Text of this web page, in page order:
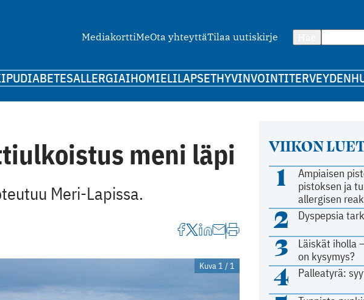
MediakorttiMeOta yhteyttäTilaa uutiskirje
DIABETESALLERGIAIHOMIELILAPSETHYVINVOINTI
VIIKON
1
Ampiaisen
pistoksen ja
allergisen
2 Dyspepsia
3
Läiskät iholla
on kysymys?
4 Palleatyrä:
meni läpi
Meri-Lapissa.
Kuva 1 / 1